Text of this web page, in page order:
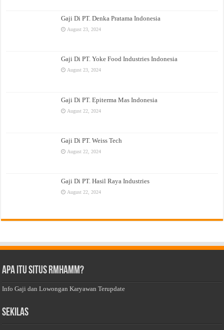
Gaji Di PT. Denka Pratama Indonesia
August 23, 2024
Gaji Di PT. Yoke Food Industries Indonesia
August 23, 2024
Gaji Di PT. Epiterma Mas Indonesia
August 22, 2024
Gaji Di PT. Weiss Tech
August 22, 2024
Gaji Di PT. Hasil Raya Industries
August 22, 2024
Apa Itu Situs Rmhamm?
Info Gaji dan Lowongan Karyawan Terupdate
Sekilas